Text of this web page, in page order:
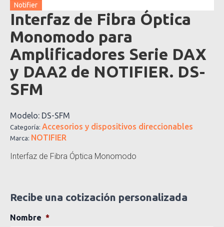
Notifier
Interfaz de Fibra Óptica
Monomodo para
Amplificadores Serie DAX
y DAA2 de NOTIFIER. DS-
SFM
Modelo: DS-SFM
Categoría: Accesorios y dispositivos direccionables
Marca: NOTIFIER
Interfaz de Fibra Óptica Monomodo
Recibe una cotización personalizada
Nombre *